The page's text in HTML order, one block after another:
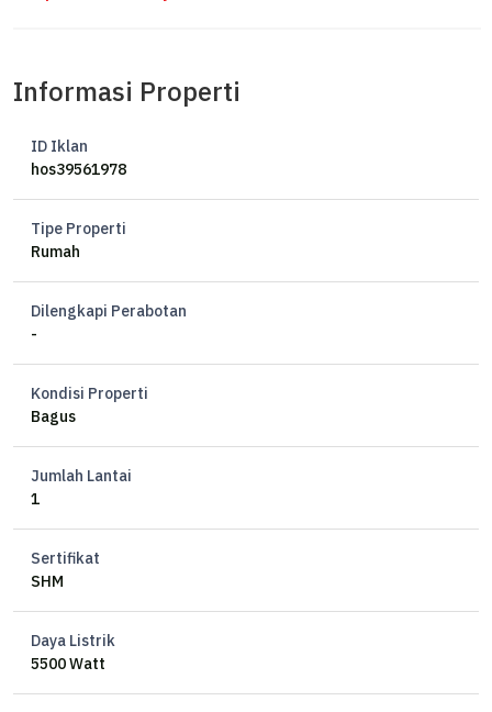
Luas Bangunan 600 meter
Terdiri dari 3 VIlla
5 Kamar mandi
Fully Furnished
Akses jalan lebar 2 Mobil
Harga 14 M
More info
Esther – CAPITAL
********
********
Informasi Properti
ID Iklan
hos39561978
Tipe Properti
Rumah
Dilengkapi Perabotan
-
Kondisi Properti
Bagus
Jumlah Lantai
1
Sertifikat
SHM
Daya Listrik
5500 Watt